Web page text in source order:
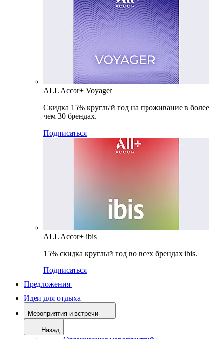
ALL Accor+ Voyager
Скидка 15% круглый год на проживание в более
чем 30 брендах.
Подписаться
ALL Accor+ ibis
15% скидка круглый год во всех брендах ibis.
Подписаться
Предложения
Идеи для отдыха
Мероприятия и встречи
Назад